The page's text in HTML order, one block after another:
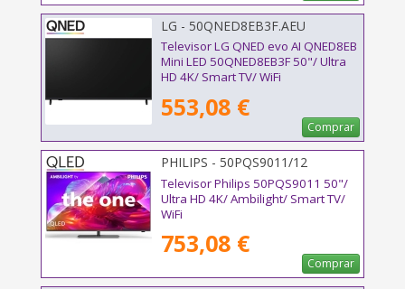
LG - 50QNED8EB3F.AEU
Televisor LG QNED evo AI QNED8EB
Mini LED 50QNED8EB3F 50"/ Ultra
HD 4K/ Smart TV/ WiFi
553,08 €
Comprar
PHILIPS - 50PQS9011/12
Televisor Philips 50PQS9011 50"/
Ultra HD 4K/ Ambilight/ Smart TV/
WiFi
753,08 €
Comprar